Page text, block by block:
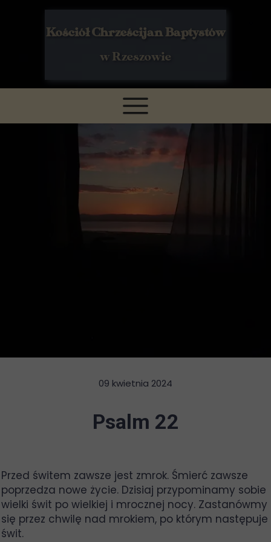
Kościół Chrześcijan Baptystów
w Rzeszowie
09 kwietnia 2024
Psalm 22
Przed świtem zawsze jest zmrok. Śmierć zawsze
poprzedza nowe życie. Dzisiaj przypominamy sobie
wielki świt po wielkiej i mrocznej nocy. Zastanówmy
się przez chwilę nad mrokiem, po którym następuje
świt.